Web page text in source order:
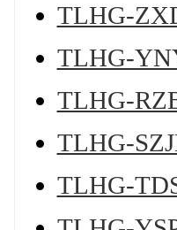
TLHG-
TLHG-
TLHG-
TLHG-
TLHG-